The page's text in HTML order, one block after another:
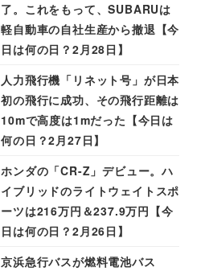
了。これをもって、SUBARUは
軽自動車の自社生産から撤退【今
日は何の日？2月28日】
人力飛行機「リネット号」が日本
初の飛行に成功、その飛行距離は
10mで高度は1mだった【今日は
何の日？2月27日】
ホンダの「CR-Z」デビュー。ハ
イブリッドのライトウェイトスポ
ーツは216万円＆237.9万円【今
日は何の日？2月26日】
京浜急行バスが燃料電池バス